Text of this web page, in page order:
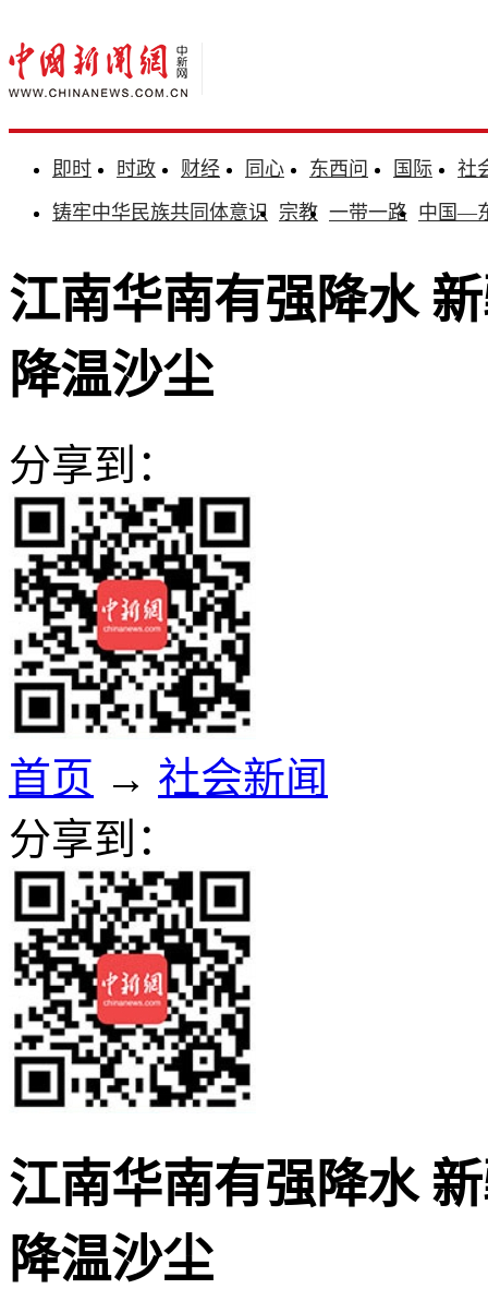
即时 时政 财经 同心 东西问 国际
社
铸牢中华民族共同体意识 宗教 一带一路 中国—
江南华南有强降水
降温沙尘
分享到：
首页 → 社会新闻
分享到：
江南华南有强降水
降温沙尘